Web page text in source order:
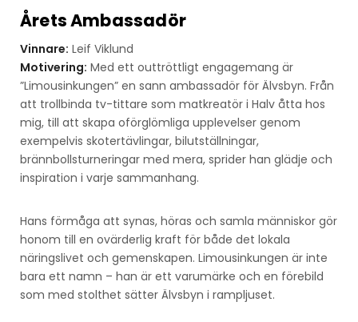
Årets Ambassadör
Vinnare: Leif Viklund
Motivering: Med ett outtröttligt engagemang är
”Limousinkungen” en sann ambassadör för Älvsbyn. Från
att trollbinda tv-tittare som matkreatör i Halv åtta hos
mig, till att skapa oförglömliga upplevelser genom
exempelvis skotertävlingar, bilutställningar,
brännbollsturneringar med mera, sprider han glädje och
inspiration i varje sammanhang.
Hans förmåga att synas, höras och samla människor gör
honom till en ovärderlig kraft för både det lokala
näringslivet och gemenskapen. Limousinkungen är inte
bara ett namn – han är ett varumärke och en förebild
som med stolthet sätter Älvsbyn i rampljuset.